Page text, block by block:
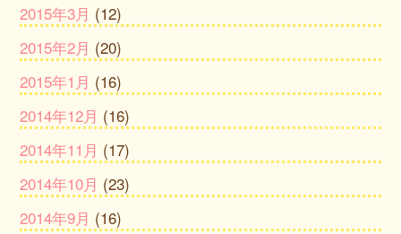
2015年3月 (12)
2015年2月 (20)
2015年1月 (16)
2014年12月 (16)
2014年11月 (17)
2014年10月 (23)
2014年9月 (16)